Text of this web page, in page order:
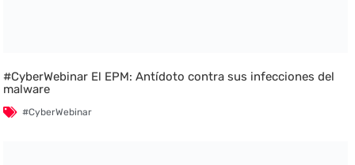
#CyberWebinar El EPM: Antídoto contra sus infecciones del
malware
#CyberWebinar